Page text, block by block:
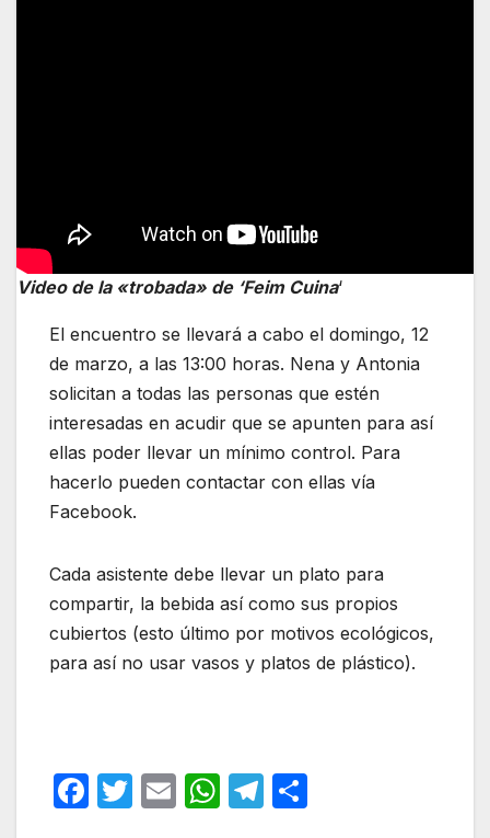
Video de la «trobada» de ‘Feim Cuina‘
El encuentro se llevará a cabo el domingo, 12
de marzo, a las 13:00 horas. Nena y Antonia
solicitan a todas las personas que estén
interesadas en acudir que se apunten para así
ellas poder llevar un mínimo control. Para
hacerlo pueden contactar con ellas vía
Facebook.
Cada asistente debe llevar un plato para
compartir, la bebida así como sus propios
cubiertos (esto último por motivos ecológicos,
para así no usar vasos y platos de plástico).
F
T
E
W T